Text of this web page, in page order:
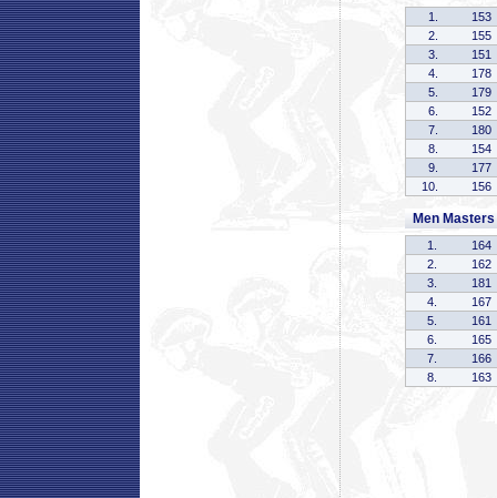
1.
153
2.
155
3.
151
4.
178
5.
179
6.
152
7.
180
8.
154
9.
177
10.
156
Men Masters
1.
164
2.
162
3.
181
4.
167
5.
161
6.
165
7.
166
8.
163